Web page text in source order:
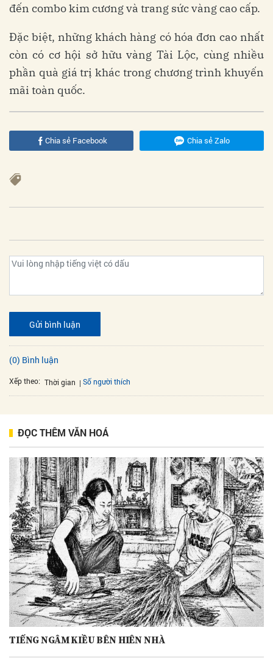
đến combo kim cương và trang sức vàng cao cấp.
Đặc biệt, những khách hàng có hóa đơn cao nhất
còn có cơ hội sở hữu vàng Tài Lộc, cùng nhiều
phần quà giá trị khác trong chương trình khuyến
mãi toàn quốc.
Chia sẻ Facebook Chia sẻ Zalo
Gửi bình luận
(0) Bình luận
Xếp theo: Thời gian Số người thích
ĐỌC THÊM VĂN HOÁ
TIẾNG NGÂM KIỀU BÊN HIÊN NHÀ